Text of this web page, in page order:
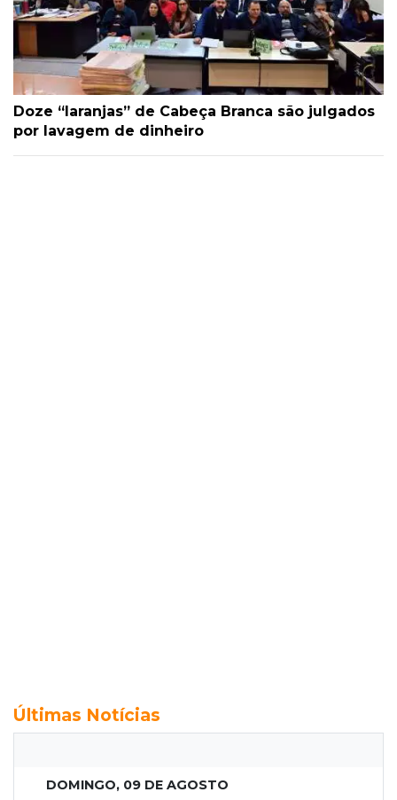
Doze “laranjas” de Cabeça Branca são julgados
por lavagem de dinheiro
Últimas Notícias
DOMINGO, 09 DE AGOSTO